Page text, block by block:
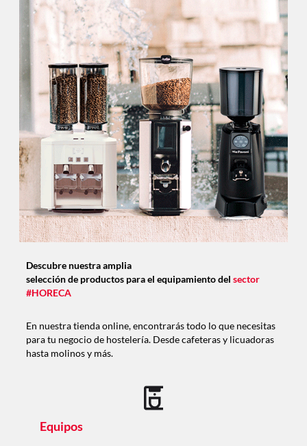
Descubre nuestra amplia
selección de productos para el equipamiento del sector
#HORECA
En nuestra tienda online, encontrarás todo lo que necesitas
para tu negocio de hostelería. Desde cafeteras y licuadoras
hasta molinos y más.
Equipos